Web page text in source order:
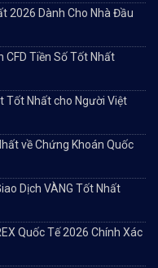
2026 Dành Cho Nhà Đầu
CFD Tiền Số Tốt Nhất
Tốt Nhất cho Người Việt
về Chứng Khoán Quốc
Dịch VÀNG Tốt Nhất
Quốc Tế 2026 Chính Xác